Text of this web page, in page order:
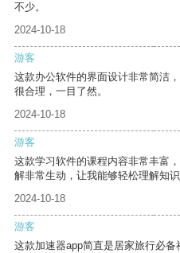
不少。
2024-10-18
游客
这款办公软件的界面设计非常简洁
很合理，一目了然。
2024-10-18
游客
这款学习软件的课程内容非常丰富
解非常生动，让我能够轻松理解知识
2024-10-18
游客
这款加速器app简直是居家旅行必